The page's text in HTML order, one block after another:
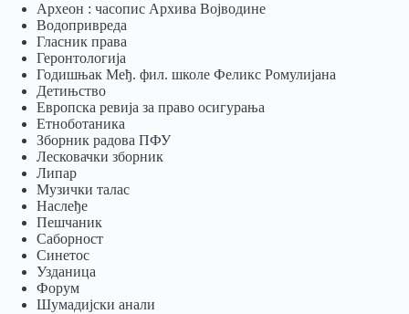
Археон : часопис Архива Војводине
Водопривреда
Гласник права
Геронтологија
Годишњак Међ. фил. школе Феликс Ромулијана
Детињство
Европска ревија за право осигурања
Eтноботаника
Зборник радова ПФУ
Лесковачки зборник
Липар
Музички талас
Наслеђе
Пешчаник
Саборност
Синетос
Узданица
Форум
Шумадијски анали